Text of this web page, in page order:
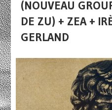
(NOUVEAU
DE ZU) + ZEA +
GERLAND